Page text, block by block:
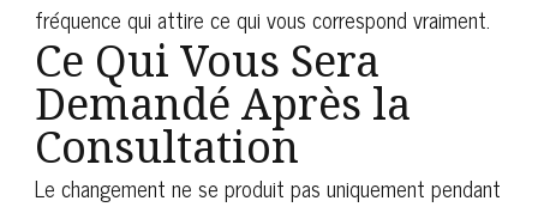
fréquence qui attire ce qui vous correspond vraiment.
Ce Qui Vous Sera
Demandé Après la
Consultation
Le changement ne se produit pas uniquement pendant